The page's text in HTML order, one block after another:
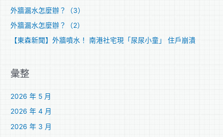
外牆漏水怎麼辦？（3）
外牆漏水怎麼辦？（2）
【東森新聞】外牆噴水！ 南港社宅現「尿尿小童」 住戶崩潰
彙整
2026 年 5 月
2026 年 4 月
2026 年 3 月